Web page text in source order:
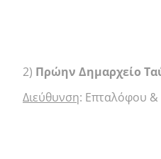
2) Πρώην Δημαρχείο
Διεύθυνση: Επταλόφου &